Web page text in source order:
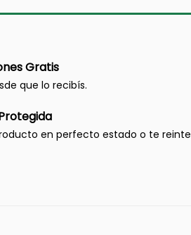
Gratis
que lo recibís.
en perfecto estado o te